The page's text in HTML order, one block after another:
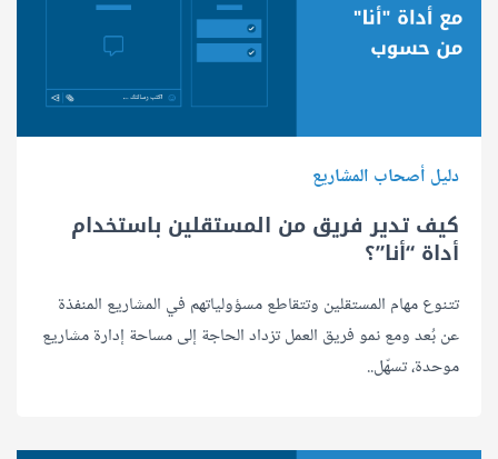
دليل أصحاب المشاريع
كيف تدير فريق من المستقلين باستخدام
أداة “أنا”؟
تتنوع مهام المستقلين وتتقاطع مسؤولياتهم في المشاريع المنفذة
عن بُعد ومع نمو فريق العمل تزداد الحاجة إلى مساحة إدارة مشاريع
موحدة، تسهّل..